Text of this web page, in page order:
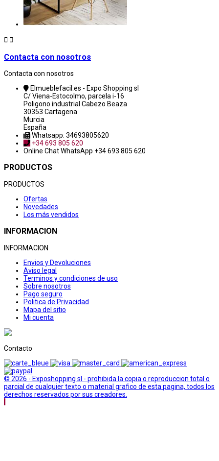
 
Contacta con nosotros
Contacta con nosotros
Elmueblefacil.es - Expo Shopping sl
C/ Viena-Estocolmo, parcela i-16
Poligono industrial Cabezo Beaza
30353 Cartagena
Murcia
España
Whatsapp: 34693805620
+34 693 805 620
Online ChatWhatsApp +34 693 805 620
PRODUCTOS
PRODUCTOS
Ofertas
Novedades
Los más vendidos
INFORMACION
INFORMACION
Envios y Devoluciones
Aviso legal
Terminos y condiciones de uso
Sobre nosotros
Pago seguro
Politica de Privacidad
Mapa del sitio
Mi cuenta
Contacto
© 2026 - Exposhopping sl - prohibida la copia o reproduccion total o
parcial de cualquier texto o material grafico de esta pagina, todos los
derechos reservados por sus creadores.